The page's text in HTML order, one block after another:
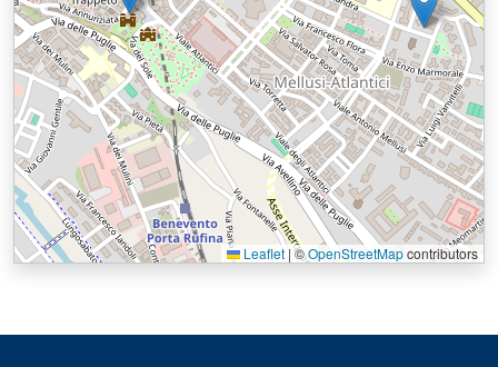
Leaflet |©OpenStreetMapcontributors